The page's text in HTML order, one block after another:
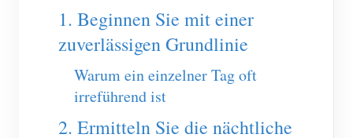
Virtueller Zähler
System für Energieprognose und Simulation
Anwendungen
1. Beginnen Sie mit einer
zuverlässigen Grundlinie
Warum ein einzelner Tag oft
irreführend ist
2. Ermitteln Sie die nächtliche